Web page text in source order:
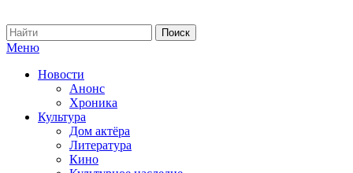
Меню
Новости
Анонс
Хроника
Культура
Дом актёра
Литература
Кино